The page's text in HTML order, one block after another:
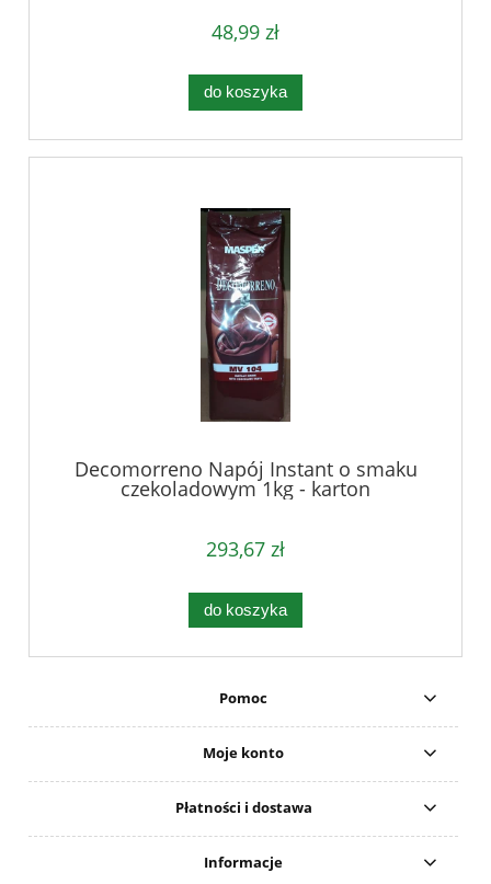
48,99 zł
do koszyka
Decomorreno Napój Instant o smaku
czekoladowym 1kg - karton
293,67 zł
do koszyka
Pomoc
Moje konto
Płatności i dostawa
Informacje